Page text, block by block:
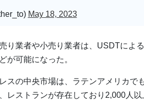
May 18, 2023
り業者や小売り業者は、USDTによ
が可能になった。
スの中央市場は、ラテンアメリカで
レストランが存在しており2,000人以